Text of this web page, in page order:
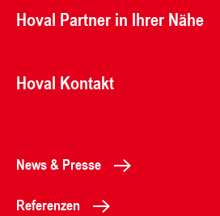
Hoval Partner in Ihrer Nähe
Hoval Kontakt
News & Presse
Referenzen